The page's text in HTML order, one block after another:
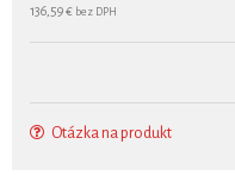
136,59 € bez DPH
Otázka na produkt